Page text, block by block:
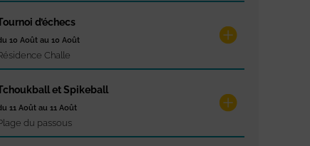
d’échecs
10 Août au 10 Août
Challe
et Spikeball
11 Août au 11 Août
du passous